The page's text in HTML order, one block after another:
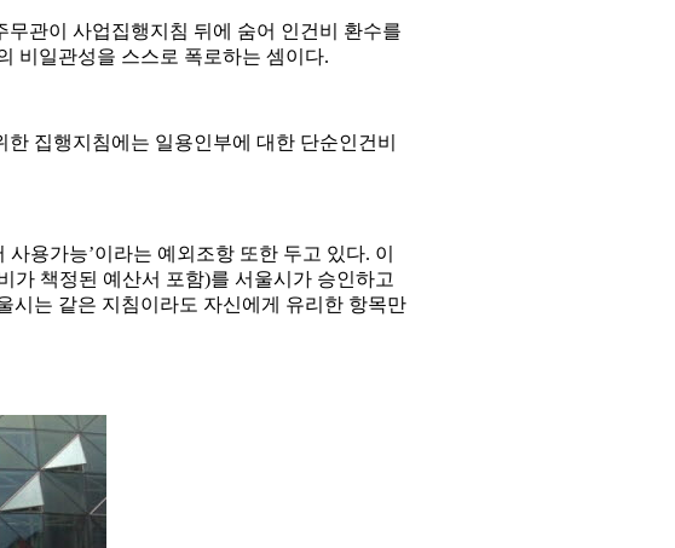
관이 사업집행지침 뒤에 숨어 인건비 환수를
비일관성을 스스로 폭로하는 셈이다.
집행지침에는 일용인부에 대한 단순인건비
용가능’이라는 예외조항 또한 두고 있다. 이
가 책정된 예산서 포함)를 서울시가 승인하고
시는 같은 지침이라도 자신에게 유리한 항목만